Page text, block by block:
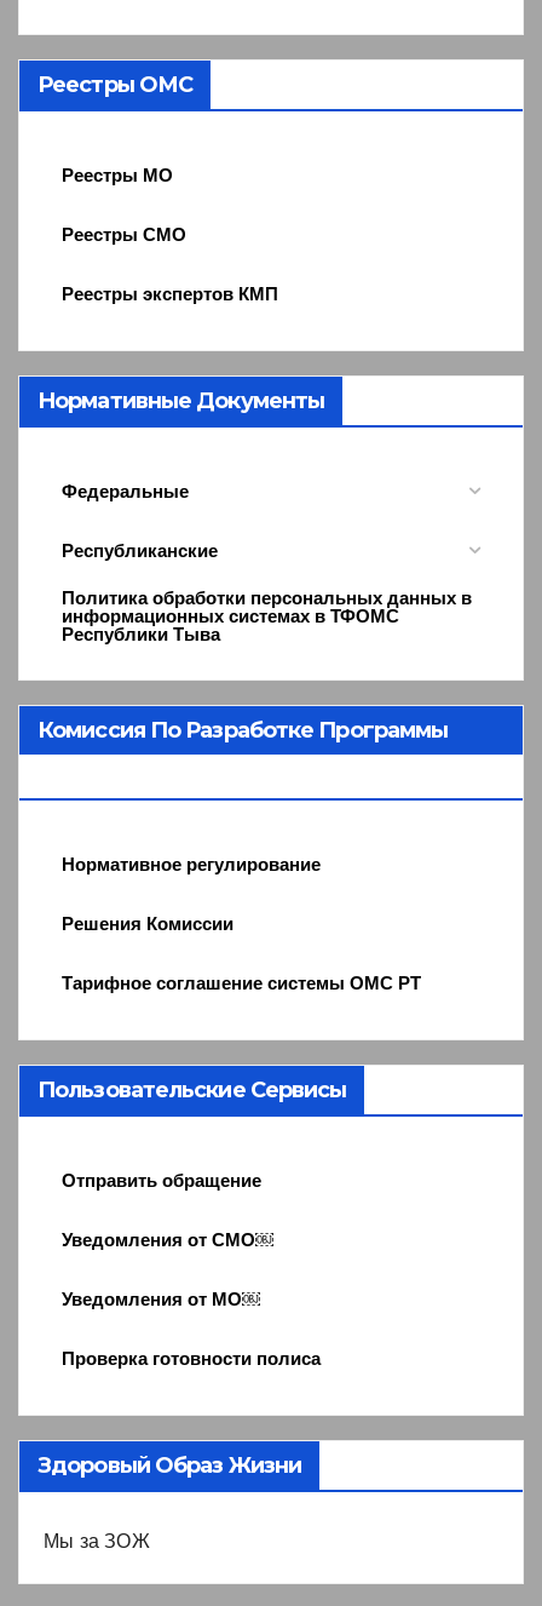
Реестры ОМС
Реестры МО
Реестры СМО
Реестры экспертов КМП
Нормативные Документы
Федеральные
Республиканские
Политика обработки персональных данных в
информационных системах в ТФОМС
Республики Тыва
Комиссия По Разработке Программы
Нормативное регулирование
Решения Комиссии
Тарифное соглашение системы ОМС РТ
Пользовательские Сервисы
Отправить обращение
Уведомления от СМО￼
Уведомления от МО￼
Проверка готовности полиса
Здоровый Образ Жизни
Мы за ЗОЖ